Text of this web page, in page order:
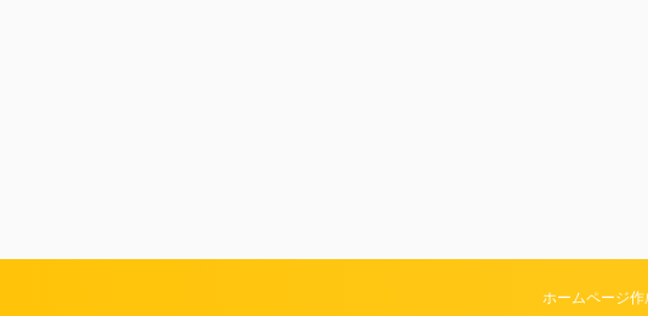
ホームページ作